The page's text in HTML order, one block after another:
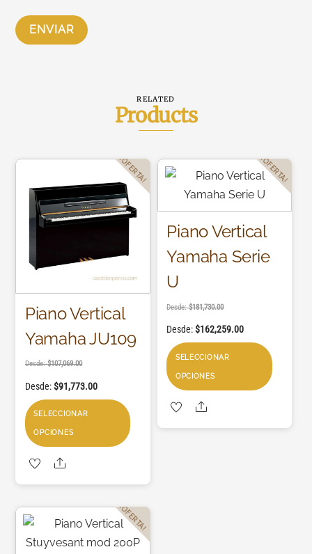
RELATED
Products
¡OFERTA!
Piano Vertical
Yamaha JU109
Desde:$107,069.00
Desde:$91,773.00
SELECCIONAR
OPCIONES
Share
¡OFERTA!
Piano Vertical
Yamaha Serie
U
Desde:$181,730.00
Desde:$162,259.00
SELECCIONAR
OPCIONES
Share
¡OFERTA!